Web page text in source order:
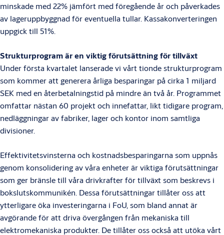
minskade med 22% jämfört med föregående år och påverkades
av lageruppbyggnad för eventuella tullar. Kassakonverteringen
uppgick till 51%.
Strukturprogram är en viktig förutsättning för tillväxt
Under första kvartalet lanserade vi vårt tionde strukturprogram
som kommer att generera årliga besparingar på cirka 1 miljard
SEK med en återbetalningstid på mindre än två år. Programmet
omfattar nästan 60 projekt och innefattar, likt tidigare program,
nedläggningar av fabriker, lager och kontor inom samtliga
divisioner.
Effektivitetsvinsterna och kostnadsbesparingarna som uppnås
genom konsolidering av våra enheter är viktiga förutsättningar
som ger bränsle till våra drivkrafter för tillväxt som beskrevs i
bokslutskommunikén. Dessa förutsättningar tillåter oss att
ytterligare öka investeringarna i FoU, som bland annat är
avgörande för att driva övergången från mekaniska till
elektromekaniska produkter. De tillåter oss också att utöka vårt